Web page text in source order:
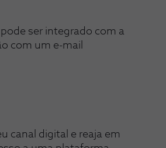
ser integrado com a
com um e-mail
canal digital e reaja em